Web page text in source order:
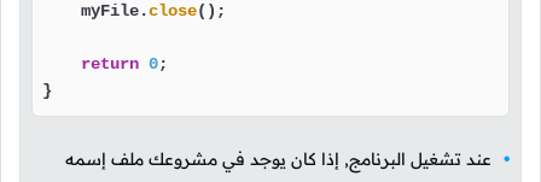
    myFile.
close();
return 0;
}
عند تشغيل البرنامج, إذا كان يوجد في مشروعك ملف إسمه